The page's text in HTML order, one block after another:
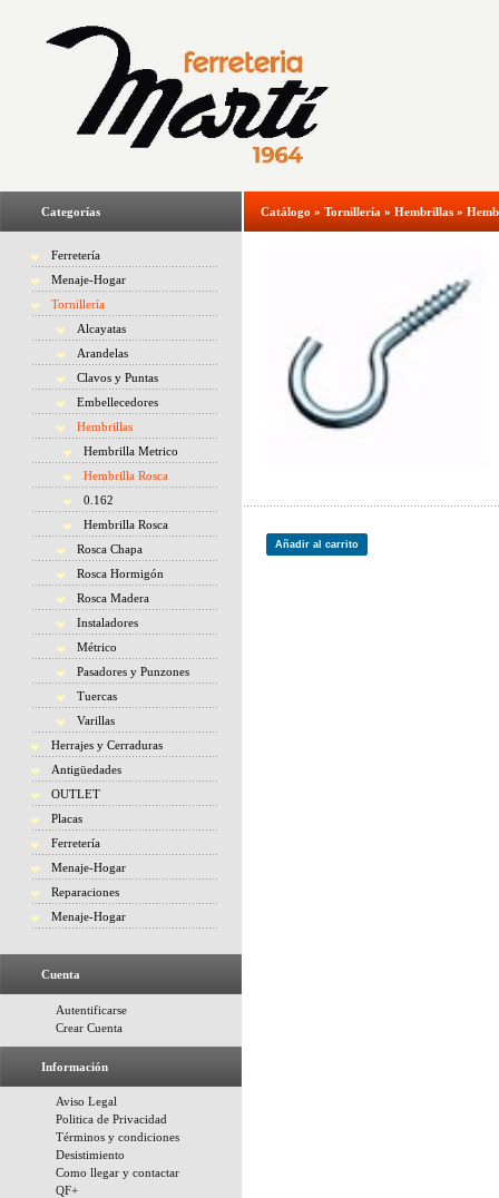
Categorías
Ferretería
Menaje-Hogar
Tornillería
Alcayatas
Arandelas
Clavos y Puntas
Embellecedores
Hembrillas
Hembrilla Metrico
Hembrilla Rosca
0.162
Hembrilla Rosca
Rosca Chapa
Rosca Hormigón
Rosca Madera
Instaladores
Métrico
Pasadores y Punzones
Tuercas
Varillas
Herrajes y Cerraduras
Antigüedades
OUTLET
Placas
Ferretería
Menaje-Hogar
Reparaciones
Menaje-Hogar
Cuenta
Autentificarse
Crear Cuenta
Información
Aviso Legal
Politica de Privacidad
Términos y condiciones
Desistimiento
Como llegar y contactar
QF+
Catálogo » Tornillería » Hembrillas »
Añadir al carrito